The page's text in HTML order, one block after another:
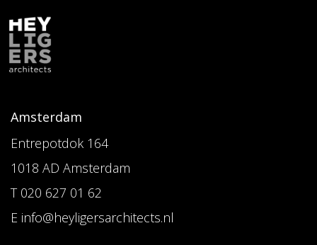
Amsterdam
Entrepotdok 164
1018 AD Amsterdam
T 020 627 01 62
E info@heyligersarchitects.nl